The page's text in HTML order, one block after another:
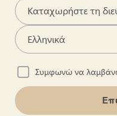
Συμφωνώ να